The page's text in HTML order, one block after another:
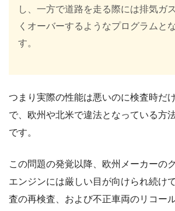
し、一方で道路を走る際には排気ガ
くオーバーするようなプログラムと
す。
つまり実際の性能は悪いのに検査時だ
で、欧州や北米で違法となっている方
です。
この問題の発覚以降、欧州メーカーの
エンジンには厳しい目が向けられ続け
査の再検査、および不正車両のリコー